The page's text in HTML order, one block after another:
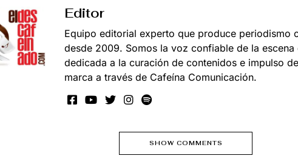
Editor
Equipo editorial experto que produce periodismo
desde 2009. Somos la voz confiable de la escena
dedicada a la curación de contenidos e impulso
marca a través de Cafeína Comunicación.
SHOW COMMENTS